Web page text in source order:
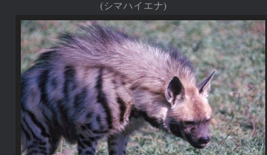
(シマハイエナ)